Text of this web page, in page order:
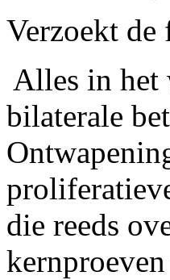
Verzoekt de
Alles in
bilaterale
die reeds